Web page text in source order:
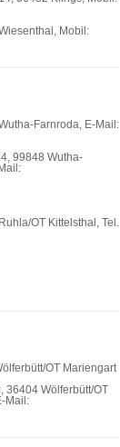
Mobil:
Farnroda, E-Mail:
99848 Wutha-
OT Kittelsthal, Tel.
OT Mariengart
36404 Wölferbütt/OT
Mail: